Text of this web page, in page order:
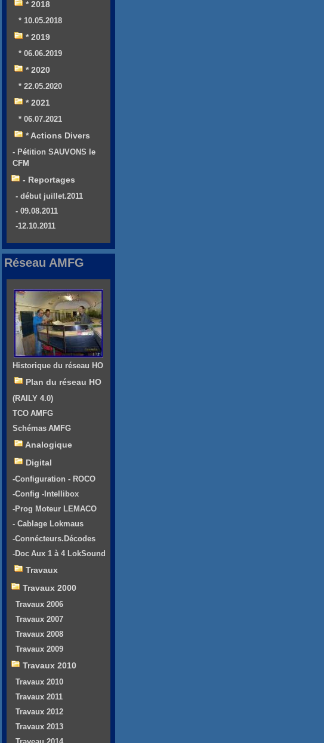
* 2018
* 10.05.2018
* 2019
* 06.06.2019
* 2020
* 22.05.2020
* 2021
* 06.07.2021
* Actions Divers
- Pétition SAUVONS le
CFM
- Reportages
- début juillet.2011
- 09.08.2011
-12.10.2011
Réseau AMFG
Historique du réseau HO
Plan du réseau HO
(RAILY 4.0)
TCO AMFG
Schémas AMFG
Analogique
Digital
-Configuration - ROCO
-Config -Intellibox
-Prog Moteur LEMACO
- Cablage Lokmaus
-Connécteurs.Décodes
-Doc Aux 1 à 4 LokSound
Travaux
Travaux 2000
Travaux 2006
Travaux 2007
Travaux 2008
Travaux 2009
Travaux 2010
Travaux 2010
Travaux 2011
Travaux 2012
Travaux 2013